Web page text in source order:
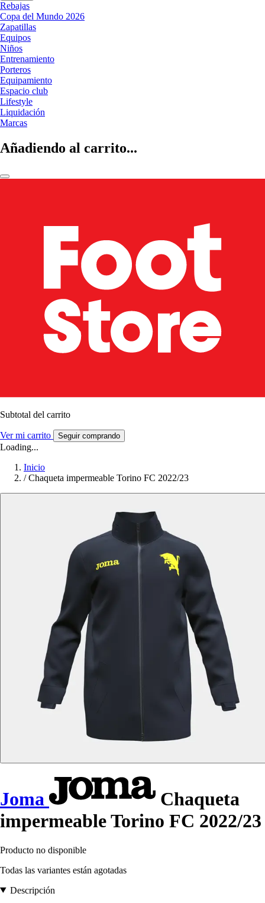
Rebajas
Copa del Mundo 2026
Zapatillas
Equipos
Niños
Entrenamiento
Porteros
Equipamiento
Espacio club
Lifestyle
Liquidación
Marcas
Añadiendo al carrito...
Subtotal del carrito
Ver mi carrito Seguir comprando
Loading...
Inicio
/ Chaqueta impermeable Torino FC 2022/23
Joma
Chaqueta
impermeable Torino FC 2022/23
Producto no disponible
Todas las variantes están agotadas
Descripción